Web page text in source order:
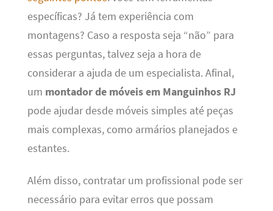
específicas? Já tem experiência com
montagens? Caso a resposta seja “não” para
essas perguntas, talvez seja a hora de
considerar a ajuda de um especialista. Afinal,
um montador de móveis em Manguinhos RJ
pode ajudar desde móveis simples até peças
mais complexas, como armários planejados e
estantes.
Além disso, contratar um profissional pode ser
necessário para evitar erros que possam